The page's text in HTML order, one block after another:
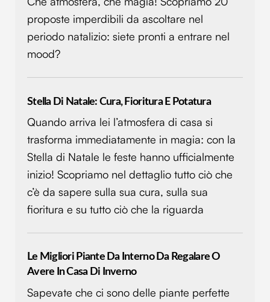
proposte imperdibili da ascoltare nel
periodo natalizio: siete pronti a entrare nel
mood?
Stella Di Natale: Cura, Fioritura E Potatura
Quando arriva lei l’atmosfera di casa si
trasforma immediatamente in magia: con la
Stella di Natale le feste hanno ufficialmente
inizio! Scopriamo nel dettaglio tutto ciò che
c’è da sapere sulla sua cura, sulla sua
fioritura e su tutto ciò che la riguarda
Le Migliori Piante Da Interno Da Regalare O
Avere In Casa Di Inverno
Sapevate che ci sono delle piante perfette